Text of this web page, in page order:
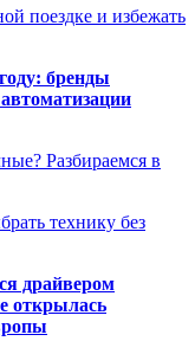
поездке и избежать
бренды
Разбираемся в
технику без
драйвером
открылась